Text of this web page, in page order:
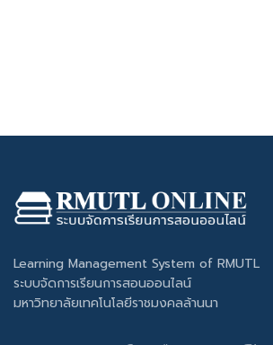
Learning Management System of RMUTL
ระบบจัดการเรียนการสอนออนไลน์
มหาวิทยาลัยเทคโนโลยีราชมงคลล้านนา